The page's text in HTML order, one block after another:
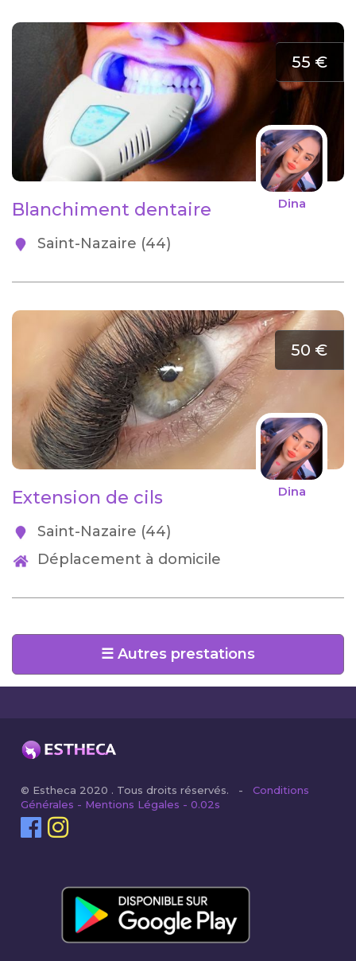
55 €
Dina
Blanchiment dentaire
Saint-Nazaire (44)
50 €
Dina
Extension de cils
Saint-Nazaire (44)
Déplacement à domicile
☰ Autres prestations
© Estheca 2020 . Tous droits réservés. -Conditions
Générales - Mentions Légales - 0.02s